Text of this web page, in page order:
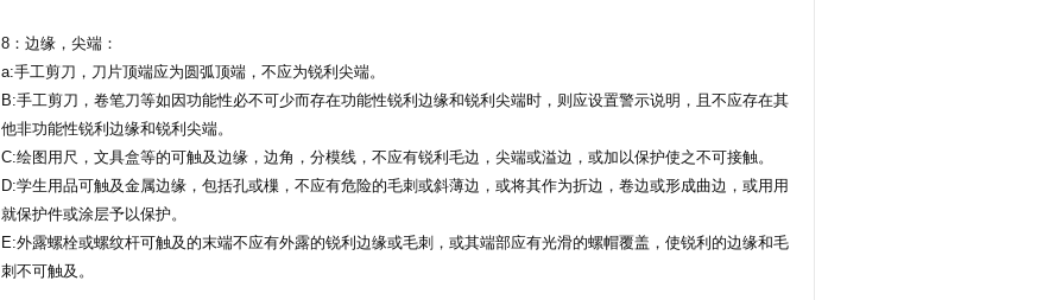
8：边缘，尖端：
a:手工剪刀，刀片顶端应为圆弧顶端，不应为锐利尖端。
B:手工剪刀，卷笔刀等如因功能性必不可少而存在功能性锐利边缘和锐利尖端时，则应设置警示说明，且不应存在其
他非功能性锐利边缘和锐利尖端。
C:绘图用尺，文具盒等的可触及边缘，边角，分模线，不应有锐利毛边，尖端或溢边，或加以保护使之不可接触。
D:学生用品可触及金属边缘，包括孔或樔，不应有危险的毛刺或斜薄边，或将其作为折边，卷边或形成曲边，或用用
就保护件或涂层予以保护。
E:外露螺栓或螺纹杆可触及的末端不应有外露的锐利边缘或毛刺，或其端部应有光滑的螺帽覆盖，使锐利的边缘和毛
刺不可触及。